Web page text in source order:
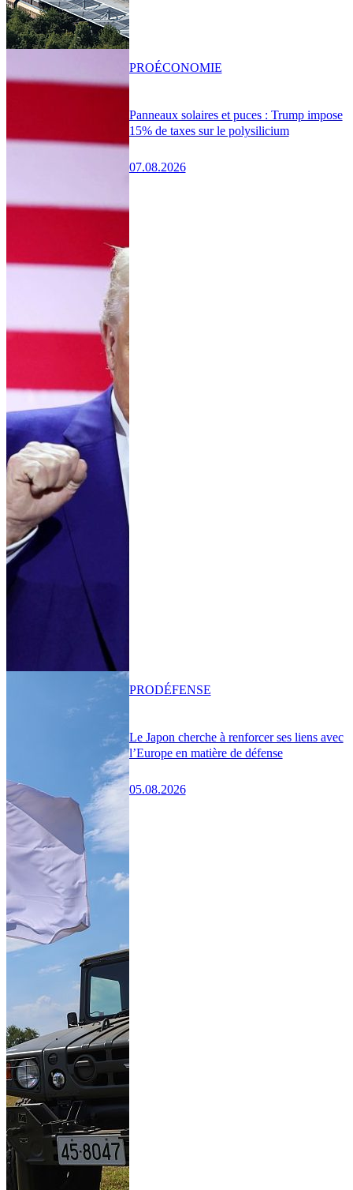
Panneaux solaires et puces : Trump impose
15% de taxes sur le polysilicium
07.08.2026
PROÉCONOMIE
Le Japon cherche à renforcer ses liens avec
l’Europe en matière de défense
05.08.2026
PRODÉFENSE